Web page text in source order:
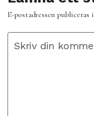
E-postadressen publiceras